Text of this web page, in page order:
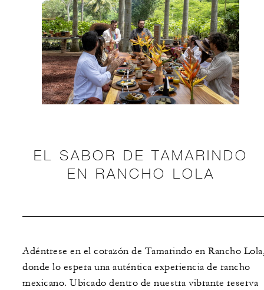
EL SABOR DE TAMARINDO
EN RANCHO LOLA
Adéntrese en el corazón de Tamarindo en Rancho
donde lo espera una auténtica experiencia de rancho
mexicano. Ubicado dentro de nuestra vibrante reserva